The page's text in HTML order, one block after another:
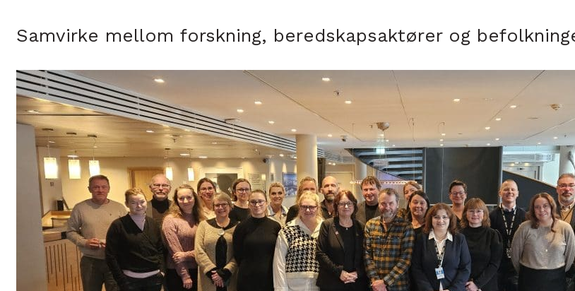
Samvirke mellom forskning, beredskapsaktører og